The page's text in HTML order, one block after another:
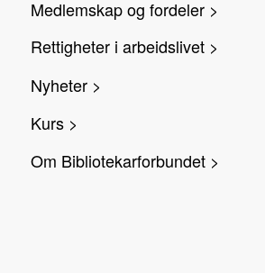
Medlemskap og fordeler >
Rettigheter i arbeidslivet >
Nyheter >
Kurs >
Om Bibliotekarforbundet >